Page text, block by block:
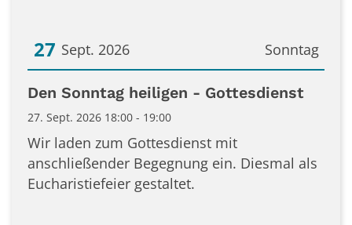
Sonntag
27 Sept. 2026
Datum: 27. September 2026
Den Sonntag heiligen - Gottesdienst
27. Sept. 2026 18:00 - 19:00
Wir laden zum Gottesdienst mit
anschließender Begegnung ein. Diesmal als
Eucharistiefeier gestaltet.